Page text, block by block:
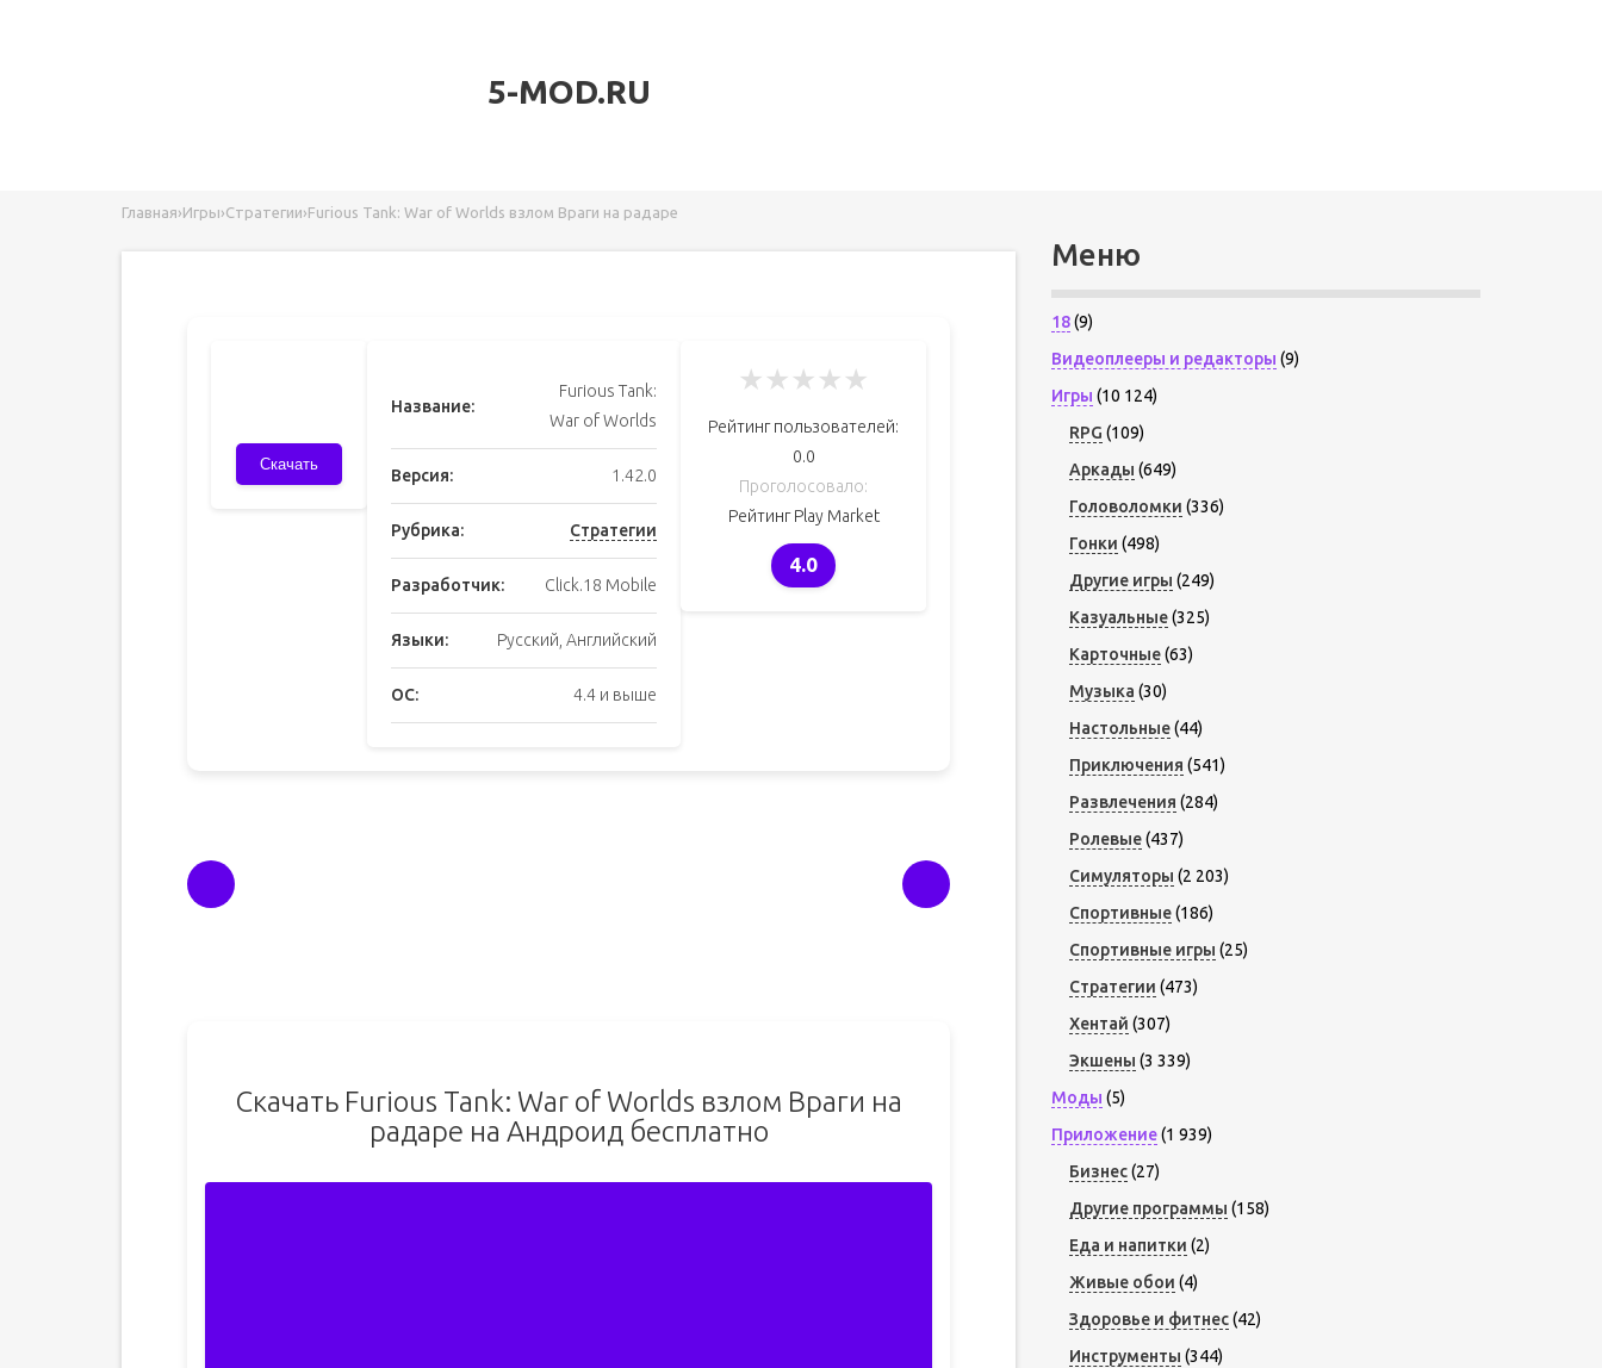
5-MOD.RU
Главная›Игры›Стратегии›Furious Tank: War of Worlds взлом Враги на радаре
Скачать
Название:
Furious Tank:
War of Worlds
Версия: 1.42.0
Рубрика: Стратегии
Разработчик: Click.18 Mobile
Языки: Русский, Английский
ОС: 4.4 и выше
★★★★★
Рейтинг пользователей:
0.0
Проголосовало:
Рейтинг Play Market
4.0
Скачать Furious Tank: War of Worlds взлом Враги на
радаре на Андроид бесплатно
Меню
18(9)
Видеоплееры и редакторы (9)
Игры (10 124)
RPG (109)
Аркады (649)
Головоломки (336)
Гонки (498)
Другие игры (249)
Казуальные(325)
Карточные(63)
Музыка (30)
Настольные(44)
Приключения (541)
Развлечения (284)
Ролевые(437)
Симуляторы (2 203)
Спортивные(186)
Спортивные игры (25)
Стратегии (473)
Хентай (307)
Экшены (3 339)
Моды (5)
Приложение(1 939)
Бизнес(27)
Другие программы (158)
Еда и напитки (2)
Живые обои (4)
Здоровье и фитнес(42)
Инструменты (344)